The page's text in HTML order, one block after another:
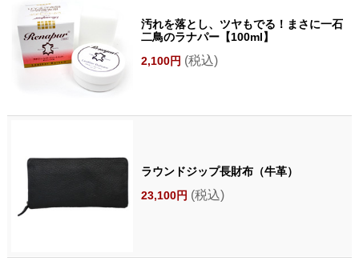
汚れを落とし、ツヤもでる！まさに一石
二鳥のラナパー【100ml】
2,100円 (税込)
ラウンドジップ長財布（牛革）
23,100円 (税込)